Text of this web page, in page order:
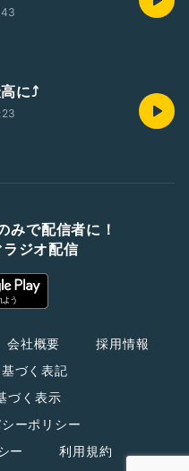
に⤴️
みで配信者に！
ジオ配信
会社概要
採用情報
づく表記
づく表示
ーポリシー
ー
利用規約